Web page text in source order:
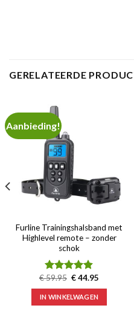
GERELATEERDE
Aanbieding!
Furline Trainingshalsband met
Highlevel remote – zonder
schok
Waardering
4.88uit 5
€59.95 Oorspronkelijke
was:
€ 59.95.
€44.95
IN WINKELWAGEN